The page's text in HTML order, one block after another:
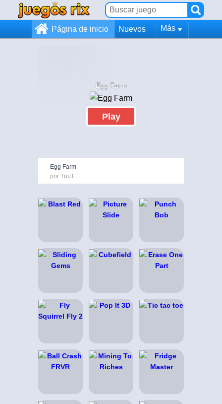
Página de inicio Nuevos Más
Egg Farm
Play
Egg Farm
por TuuT